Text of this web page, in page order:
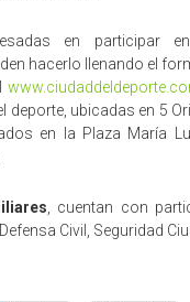
en participar
hacerlo llenando el
deporte, ubicadas en 5
en la Plaza María
, cuentan con
Civil, Seguridad